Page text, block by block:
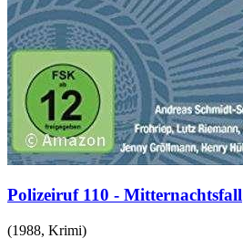
Polizeiruf 110 - Mitternachtsfall
(1988, Krimi)